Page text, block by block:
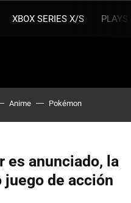
XBOX SERIES X/S
Anime Pokémon
es anunciado, la
de acción